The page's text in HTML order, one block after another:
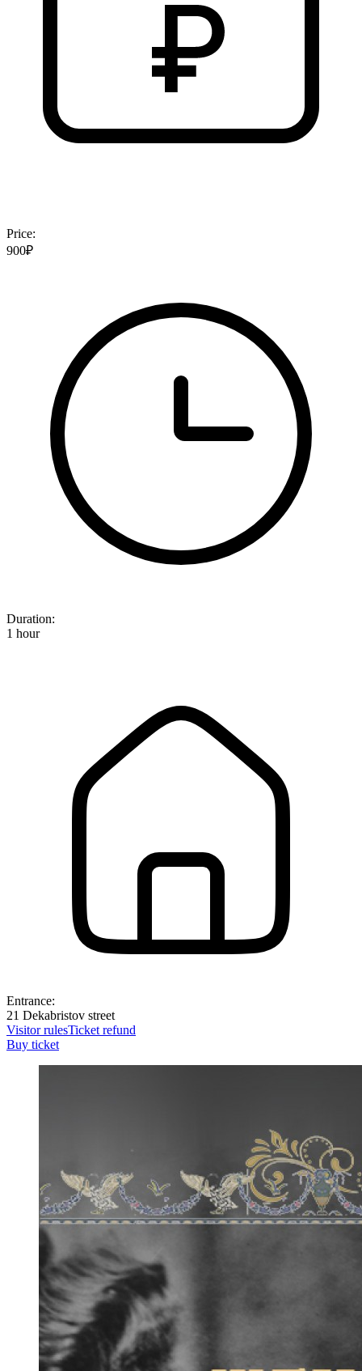
Price:
900₽
Duration:
1 hour
Entrance:
21 Dekabristov street
Visitor rulesTicket refund
Buy ticket